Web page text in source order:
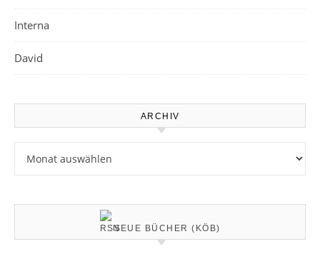
Interna
David
ARCHIV
NEUE BÜCHER (KÖB)